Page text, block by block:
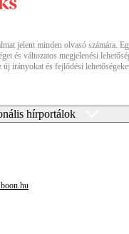
jelent minden olvasó számára.
és változatos megjelenési
új irányokat és fejlődési
hírportálok